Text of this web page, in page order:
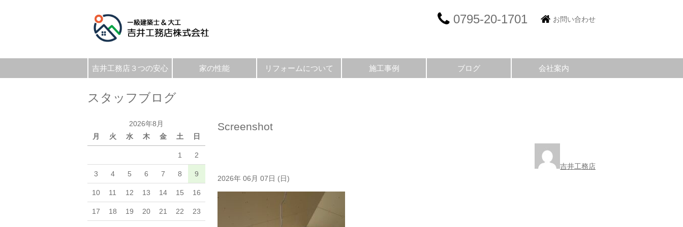
0795-20-1701 お問い合わせ
吉井工務店３つの安心 家の性能 リフォームについて 施工事例 ブログ 会社案内
スタッフブログ
2026年8月
月
火 水 木 金 土 日
1 2
3 4 5 6 7 8 9
10 11 12 13 14 15 16
17 18 19 20 21 22 23
Screenshot
吉井工務店
2026年 06月 07日 (日)